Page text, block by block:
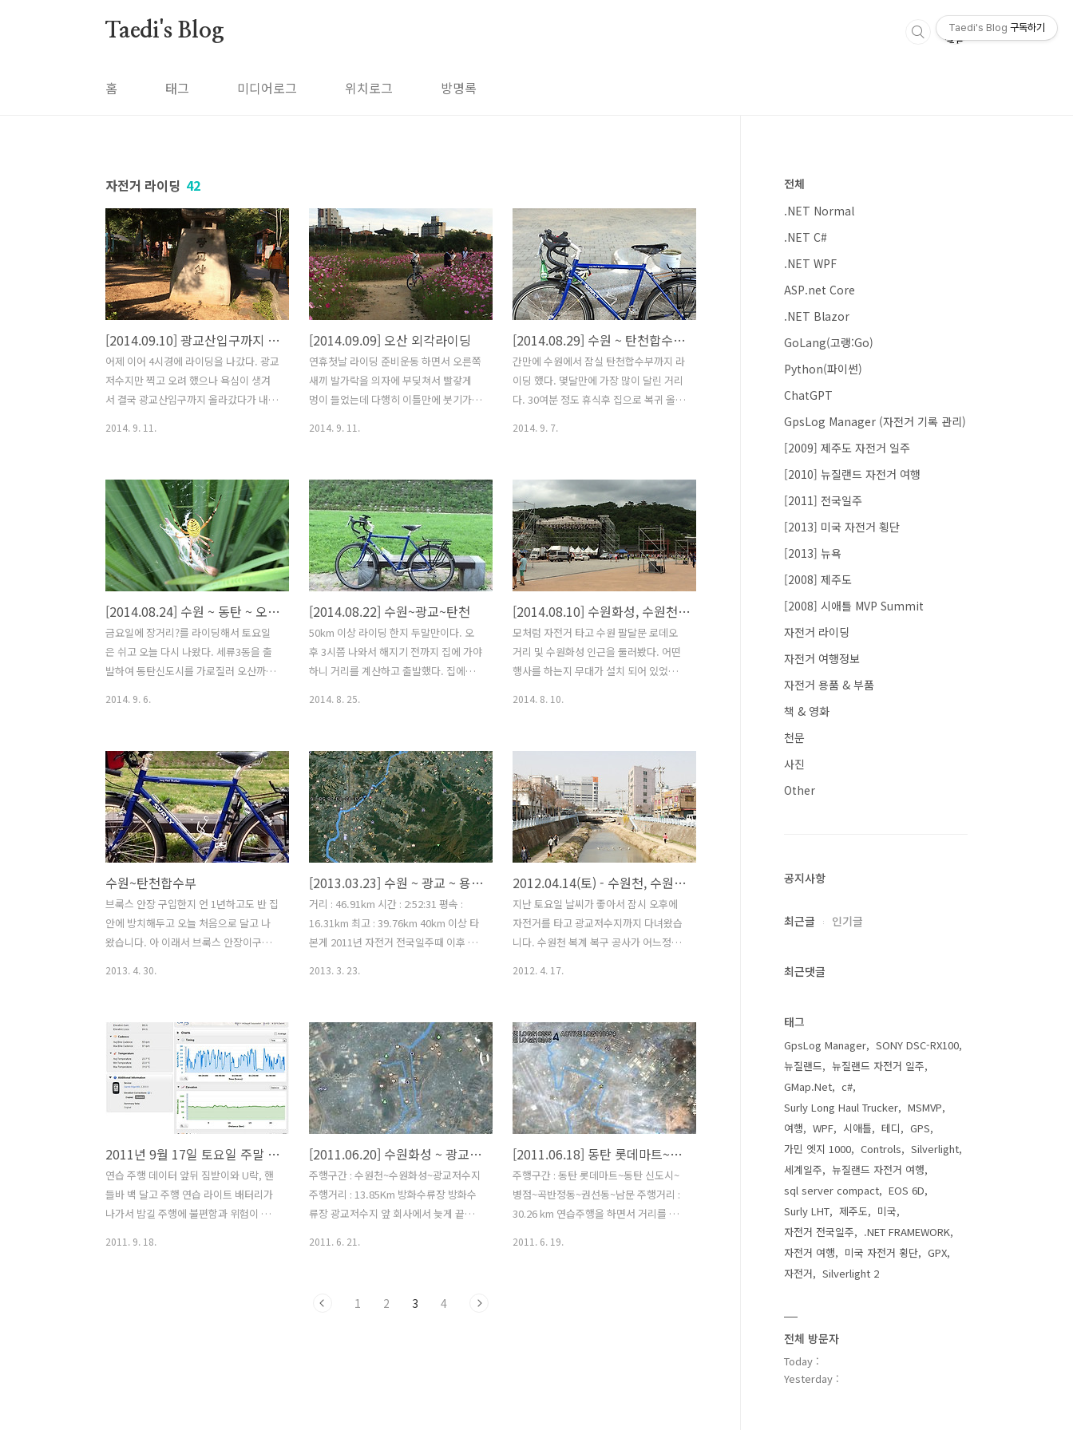
Taedi's Blog
홈 태그 미디어로그 위치로그 방명록
자전거 라이딩 42
[2014.09.10] 광교산입구까지 왕복후 동탄까지 야간 라이딩
어제 이어 4시경에 라이딩을 나갔다. 광교
저수지만 찍고 오려 했으나 욕심이 생겨
서 결국 광교산입구까지 올라갔다가 내려
짧은 거리... 생각보다 금방 올라왔다. 벤
치에 앉아서 쉬다가 내려왔는데 내려오는
길은 내리막이라 가속이 붙어 일사천리로
내려왔다. 광교저수지 입구에서 파는 호
떡과 국화방 호떡은 기름이 없어서 단백
하고 맛있었다. 국화빵도 그런데로 먹을
만 했다. 광교산에서 시작된 수원천은 광
교저수지에서 담수로 있다가 수원시의 중
심을 흘러간다. 화홍문(華虹門) 근처 커
피점에서 아메리카노를 주문했다. 또 휴
식... 아메리카노 한잔 하면서 잠깐의 여
배..
2014. 9. 11.
[2014.09.09] 오산 외각라이딩
연휴첫날 라이딩 준비운동 하면서 오른쪽
새끼 발가락을 의자에 부딪쳐서 빨갛게
멍이 들었는데 다행히 이틀만에 붓기가
는데 처음으로 50km 넘게 달렸다. 동탄
신도시 찍고 돌아오려다 욕심이 생겨서
오산까지 다녀왔는데 오산천 자전거길 및
청학동을 출발하여 벌음동과 가수동을 거
쳐 다시 오산천까지 라이딩을 했다. 연휴
라 그런지 차량이 많지 않아서 제법 빠른
속도로 달릴 수 있었다. 오산천에는 가을
을 알리는 코스모스가 흐드러지게 피어있
고 하늘에는 잠자리가 많이 날아다니는
것을 볼 수 있었다. 집에서 오후 3시쯤 출
발하여 오산에 왔는데 이미 6시가 훌쩍 넘
다..
2014. 9. 11.
[2014.08.29] 수원 ~ 탄천합수부(잠실)
간만에 수원에서 잠실 탄천합수부까지 라
이딩 했다. 몇달만에 가장 많이 달린 거리
다. 30여분 정도 휴식후 집으로 복귀 올때
인 라이더들 사이로 다닥다닥 붙어서 빠
른 속도로 이동하는데 자칫 대형 사고가
날까 조마조마 하면서 그들이 빨리 지나
가기를 기다렸다. 그냥 조용히 지나가면
모르겠는데 이건 뭐 앞, 뒤에서 호루라기
불며 빠른 속도로 치고 나갔는데 개인 라
이더들은 놀라서 보행로로 황급히 피하기
급했다. 매너는 눈 씻고 봐도 없고 난폭운
전에 정말 보기 좋지 않았다. 그들 뒤로
"매너좀 지킵시다." 라고 한마디를 했지
만 그들은 듣는둥 마는둥 하면서 시야에
2014. 9. 7.
[2014.08.24] 수원 ~ 동탄 ~ 오산 (부제:오산천의 변화)
금요일에 장거리?를 라이딩해서 토요일
은 쉬고 오늘 다시 나왔다. 세류3동을 출
발하여 동탄신도시를 가로질러 오산까지
기 때문에 크게 위험하지 않은 코스이다.
http://youtu.be/Sb45bpbk5UU 오산
천 자전거 길을 따라서 라이딩 하다가 출
출해서 오산중학교 앞 슈퍼에서 하드와
사발면을 사먹었다. 오후 4시쯤 되었
나.... 고등학교만 빼고 오산에서 대부분
학교를 다녀서 어디를 가든 예전 어릴적
생각들이 많아 난다. 라면을 먹고 어떤 라
이더와 이야기 하다가 비가 와서 헤어졌
고 전에 살던집 근처까지 라이딩 하다가
오산천을 따라 다시 복귀하기로 코스를
2014. 9. 6.
[2014.08.22] 수원~광교~탄천
50km 이상 라이딩 한지 두말만이다. 오
후 3시쯤 나와서 해지기 전까지 집에 가야
하니 거리를 계산하고 출발했다. 집에서
국 자전거 여행을 다녀온후 방치했던 짐
받이도 달고 머드가드도 새로 달았다. 꾸
미기 재미가 쏠쏠한 Surly 투어링 바이
크... 나와 함께한지도 언 3년이 됐다. 처
음에 사용했던 프레임이 2011년 전국일
주후 폐기해서 두번째 구입한 지금의 프
레임으로 바뀌었다. 더 가서 탄천합수부
까지 가고 싶은 마음은 굴뚝같지만 다음
에 주말을 이용하여 가보기로 하고 오늘
은 참았다. 장거리 라이딩을 한 이유는 가
민 엣지 1000의 배터리를 테스트 하기 위
2014. 8. 25.
[2014.08.10] 수원화성, 수원천 우중 라이딩
모처럼 자전거 타고 수원 팔달문 로데오
거리 및 수원화성 인근을 둘러봤다. 어떤
행사를 하는지 무대가 설치 되어 있었고
렸는지 전통복장을 한 사람들이 막 철수
하고 있었다. 근 한달만에 라이딩 하러 나
왔는데 날씨가 수상하다. 집을 나오기 30
분전에 소나기가 잠시 쏟아져서 이제 다
내렸거니 생각했는데 약간은 비 맞을 각
오하고 나온것도 사실이다. 마실 라이딩
이다 보니 거리와 속도는 그냥저냥~~~ 이
윽고 간곳은 수원화성 화서문 장안문 북
서포루 북포루 화서문과 장안문을 보고
다른 곳으로 가려는데 비가 쏟아진다. 자
전거 한시간도 못탔는데 그냥 집에 돌아
기를 ..
2014. 8. 10.
수원~탄천합수부
브룩스 안장 구입한지 언 1년하고도 반 집
안에 방치해두고 오늘 처음으로 달고 나
왔습니다. 아 이래서 브룩스 안장이구
하고 오늘 라이딩 처음 햇습니다. 또 36홀
휠셋 구름성도 테스트도 겸했습니다. 역
시 휠셋을 바꾸니까 효과가 바로 나타납
니다. 예전에 32홀 휠셋 그대로 타고 있었
으면 경험하지 못했을... 기분 바꾸기 잘
했다고 생각합니다. 그리고 천만 다행입
니다.^^ 안바꿨으면 맨날 저질체력 탓하
고 지금도 저질체력은 마찬가지 이지만
아무튼 정말 안샀으면 후회막급 이었을겁
니다. 날씨는 흐리고 바람도 불지 않아서
자전거 타기는 좋았는데 은근히 더웠습니
2013. 4. 30.
[2013.03.23] 수원 ~ 광교 ~ 용인(탄천) 46.91km
거리 : 46.91km 시간 : 2:52:31 평속 :
16.31km 최고 : 39.76km 40km 이상 타
본게 2011년 자전거 전국일주때 이후 처
나 법원사거리에서 광교신도시를 가로질
러 용인 죽전까지 간다음 탄천지류를 따
라 탄천까지 진입 성공했다. 서울까지는
못가고 일단 길을 알았으니 다음에는 조
금더 멀리 가볼 예정이다. 미국 자전거 횡
단 가기전에 연습라이딩을 해야 되는데
아직 갈길이 먼듯 하다. 방법은 조금씩 거
리를 늘려가면서 꾸준히 연습하는 것 외
엔 없다. D-53
2013. 3. 23.
2012.04.14(토) - 수원천, 수원화성, 광교저수지(마실라이딩)
지난 토요일 날씨가 좋아서 잠시 오후에
자전거를 타고 광교저수지까지 다녀왔습
니다. 수원천 복계 복구 공사가 어느정도
수기라 그런지 수량이 적어서 물은 그리
맑은편이 아니였습니다. 또 공사가 아직
마무리가 안된 상태입니다. 복원전에는
도로와 주차장이 있던 곳인데... 이렇게
말끔히 치워지고 탁트인 전망이 시원해보
입니다. 2달전부터 자출을 했는데, 자전
거 조립하고 처음 야외 나와서 사진 찍어
봅니다. 아마도 한달 후면 또 한번의 변
신?을 할 것 같습니다. (이미 인터넷 모샵
에 주문...) 브룩스 안장은 아직 달지 못했
습니다. 곳곳에 수원화성을 연상시키는
람들..
2012. 4. 17.
2011년 9월 17일 토요일 주말 연습 주행
연습 주행 데이터 앞뒤 짐받이와 U락, 핸
들바 백 달고 주행 연습 라이트 배터리가
나가서 밤길 주행에 불편함과 위험이 수
2011. 9. 18.
[2011.06.20] 수원화성 ~ 광교저수지 13.85Km
주행구간 : 수원천~수원화성~광교저수지
주행거리 : 13.85Km 방화수류장 방화수
류장 광교저수지 앞 회사에서 늦게 끝나
2011. 6. 21.
[2011.06.18] 동탄 롯데마트~권선동~남문 30.26 km
주행구간 : 동탄 롯데마트~동탄 신도시~
병점~곡반정동~권선동~남문 주행거리 :
30.26 km 연습주행을 하면서 거리를 조
2011. 6. 19.
1 2 3 4
전체
.NET Normal
.NET C#
.NET WPF
ASP.net Core
.NET Blazor
GoLang(고랭:Go)
Python(파이썬)
ChatGPT
GpsLog Manager (자전거 기록 관리)
[2009] 제주도 자전거 일주
[2010] 뉴질랜드 자전거 여행
[2011] 전국일주
[2013] 미국 자전거 횡단
[2013] 뉴욕
[2008] 제주도
[2008] 시애틀 MVP Summit
자전거 라이딩
자전거 여행정보
자전거 용품 & 부품
책 & 영화
천문
사진
Other
공지사항
최근글 인기글
최근댓글
태그
GpsLog Manager
SONY DSC-RX100
뉴질랜드
뉴질랜드 자전거 일주
GMap.Net
c#
Surly Long Haul Trucker
MSMVP
여행
WPF 시애틀 테디
GPS
가민 엣지 1000
Controls
Silverlight
세계일주
뉴질랜드 자전거 여행
sql server compact
EOS 6D
Surly LHT
제주도
미국
자전거 전국일주
.NET FRAMEWORK
자전거 여행
미국 자전거 횡단
GPX
자전거
Silverlight 2
전체 방문자
Today :
Yesterday :
Taedi's Blog 구독하기